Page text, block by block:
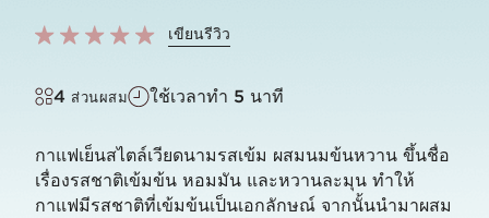
เขียนรีวิว
4 ส่วนผสม ใช้เวลาทำ 5 นาที
กาแฟเย็นสไตล์เวียดนามรสเข้ม ผสมนมข้นหวาน ขึ้นชื่อ
เรื่องรสชาติเข้มข้น หอมมัน และหวานละมุน ทำให้
กาแฟมีรสชาติที่เข้มข้นเป็นเอกลักษณ์ จากนั้นนำมาผสม